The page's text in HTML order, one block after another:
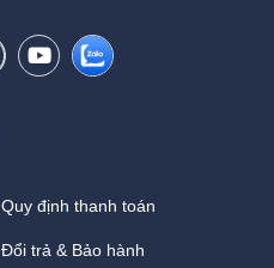
Quy định thanh toán
Đổi trả & Bảo hành